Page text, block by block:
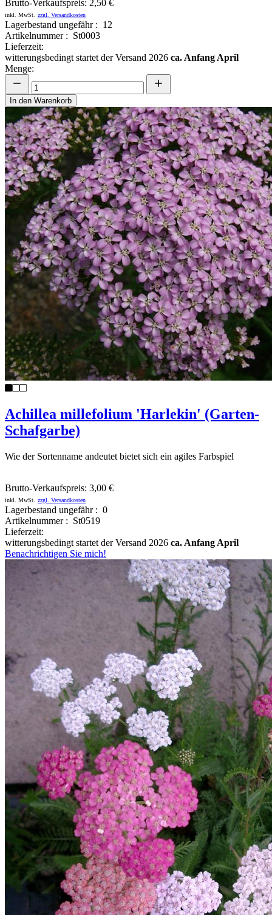
Brutto-Verkaufspreis: 2,50 €
inkl. MwSt. zzgl. Versandkosten
Lagerbestand ungefähr : 12
Artikelnummer : St0003
Lieferzeit:
witterungsbedingt startet der Versand 2026 ca. Anfang April
Menge:
In den Warenkorb
Achillea millefolium 'Harlekin' (Garten-
Schafgarbe)
Wie der Sortenname andeutet bietet sich ein agiles Farbspiel
Brutto-Verkaufspreis: 3,00 €
inkl. MwSt. zzgl. Versandkosten
Lagerbestand ungefähr : 0
Artikelnummer : St0519
Lieferzeit:
witterungsbedingt startet der Versand 2026 ca. Anfang April
Benachrichtigen Sie mich!